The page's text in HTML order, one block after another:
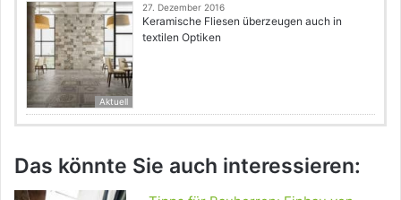
Aktuell
27. Dezember 2016
Keramische Fliesen überzeugen auch in
textilen Optiken
Das könnte Sie auch interessieren: